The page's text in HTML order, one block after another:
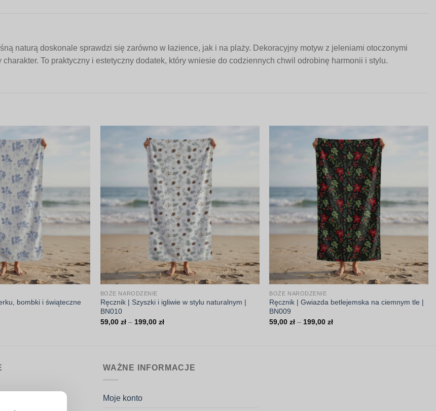
naturą doskonale sprawdzi się zarówno w łazience, jak i na plaży. Dekoracyjny motyw z jeleniami otoczonymi
To praktyczny i estetyczny dodatek, który wniesie do codziennych chwil odrobinę harmonii i stylu.
bombki i świąteczne
BOŻE NARODZENIE
Ręcznik | Szyszki i igliwie w stylu naturalnym |
BN010
59,00 zł – 199,00 złZakres
BOŻE NARODZENIE
Ręcznik | Gwiazda betlejemska na ciemnym tle |
BN009
59,00zł – 199,00złZakres
WAŻNE INFORMACJE
Moje konto